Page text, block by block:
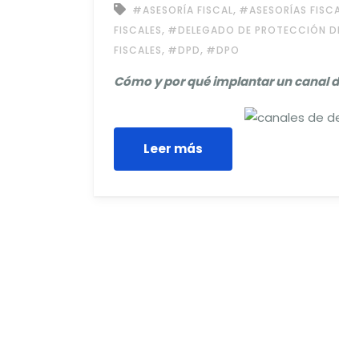
#ASESORÍA FISCAL, #ASESORÍAS
FISCALES, #DELEGADO DE PROTECCIÓN
FISCALES, #DPD, #DPO
Cómo y por qué implantar un canal
Leer más